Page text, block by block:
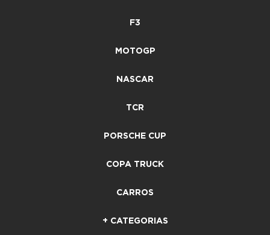
F3
MOTOGP
NASCAR
TCR
PORSCHE CUP
COPA TRUCK
CARROS
+ CATEGORIAS